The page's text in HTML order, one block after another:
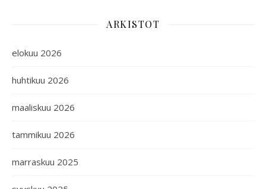
ARKISTOT
elokuu 2026
huhtikuu 2026
maaliskuu 2026
tammikuu 2026
marraskuu 2025